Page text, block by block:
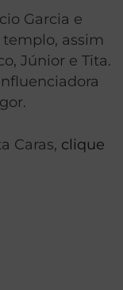
Garcia e
assim
Júnior e Tita.
Caras, clique